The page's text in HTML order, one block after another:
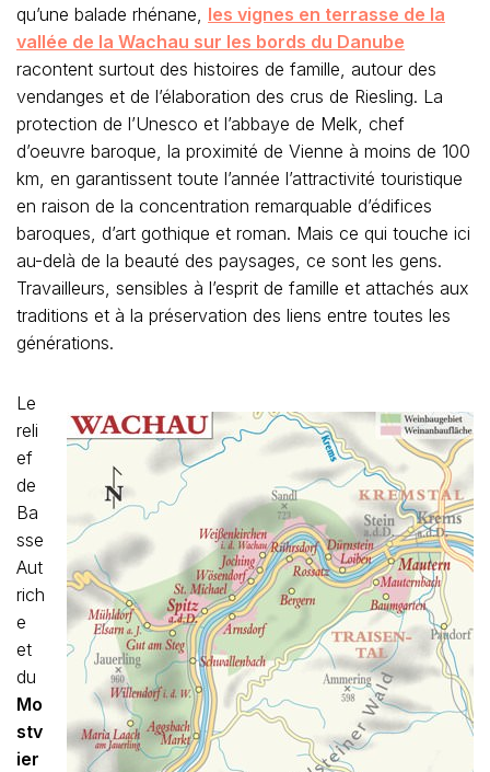
qu’une balade rhénane, les vignes en terrasse de la
vallée de la Wachau sur les bords du Danube
racontent surtout des histoires de famille, autour des
vendanges et de l’élaboration des crus de Riesling. La
protection de l’Unesco et l’abbaye de Melk, chef
d’oeuvre baroque, la proximité de Vienne à moins de 100
km, en garantissent toute l’année l’attractivité touristique
en raison de la concentration remarquable d’édifices
baroques, d’art gothique et roman. Mais ce qui touche ici
au-delà de la beauté des paysages, ce sont les gens.
Travailleurs, sensibles à l’esprit de famille et attachés aux
traditions et à la préservation des liens entre toutes les
générations.
Le
reli
ef
de
Ba
sse
Aut
rich
e
et
du
Mo
stv
ier